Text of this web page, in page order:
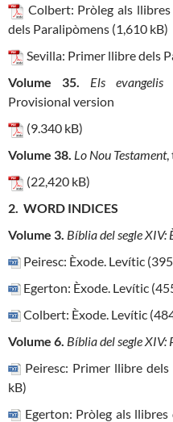
Colbert: Pròleg als
dels Paralipòmens (1,610 kB)
Sevilla: Primer llibre dels
Volume 35.
Els
Provisional version
(9.340 kB)
Volume 38. Lo Nou Testament,
(22,420 kB)
2 . WORD INDICES
Volume 3. Bíblia del segle XIV:
Peiresc: Èxode. Levític
Egerton: Èxode. Levític
Colbert: Èxode. Levític
Volume 6. Bíblia del segle XIV:
Peiresc: Primer llibre
kB)
Egerton: Pròleg als llibres